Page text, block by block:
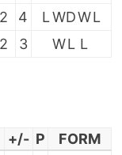
4 LWDWL
3 WL L
+/- P FORM